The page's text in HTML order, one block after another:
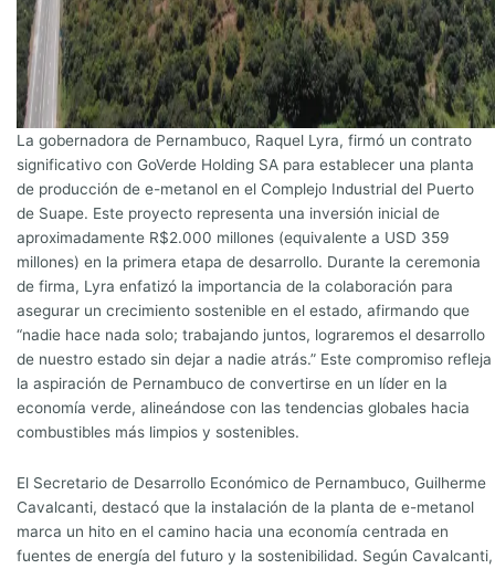
La gobernadora de Pernambuco, Raquel Lyra, firmó un contrato
significativo con GoVerde Holding SA para establecer una planta
de producción de e-metanol en el Complejo Industrial del Puerto
de Suape. Este proyecto representa una inversión inicial de
aproximadamente R$2.000 millones (equivalente a USD 359
millones) en la primera etapa de desarrollo. Durante la ceremonia
de firma, Lyra enfatizó la importancia de la colaboración para
asegurar un crecimiento sostenible en el estado, afirmando que
“nadie hace nada solo; trabajando juntos, lograremos el desarrollo
de nuestro estado sin dejar a nadie atrás.” Este compromiso refleja
la aspiración de Pernambuco de convertirse en un líder en la
economía verde, alineándose con las tendencias globales hacia
combustibles más limpios y sostenibles.
El Secretario de Desarrollo Económico de Pernambuco, Guilherme
Cavalcanti, destacó que la instalación de la planta de e-metanol
marca un hito en el camino hacia una economía centrada en
fuentes de energía del futuro y la sostenibilidad. Según Cavalcanti,